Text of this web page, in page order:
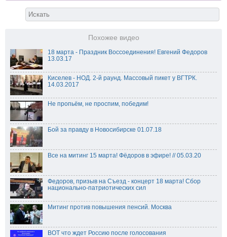
Похожее видео
18 марта - Праздник Воссоединения! Евгений Федоров
13.03.17
Киселев - НОД. 2-й раунд. Массовый пикет у ВГТРК.
14.03.2017
Не пропьём, не проспим, победим!
Бой за правду в Новосибирске 01.07.18
Все на митинг 15 марта! Фёдоров в эфире! // 05.03.20
Федоров, призыв на Съезд - концерт 18 марта! Сбор
национально-патриотических сил
Митинг против повышения пенсий. Москва
ВОТ что ждет Россию после голосования